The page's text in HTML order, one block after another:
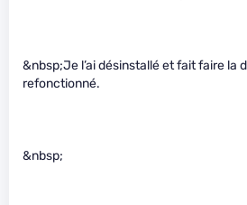
&nbsp;Je l’ai désinstallé et fait faire la
refonctionné.
&nbsp;